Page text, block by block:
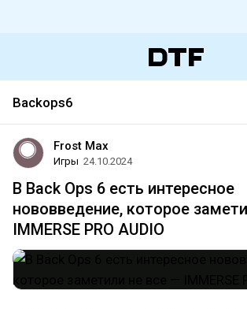
Backops6
Frost Max
Игры 24.10.2024
В Back Ops 6 есть интересное
нововведение, которое
IMMERSE PRO AUDIO